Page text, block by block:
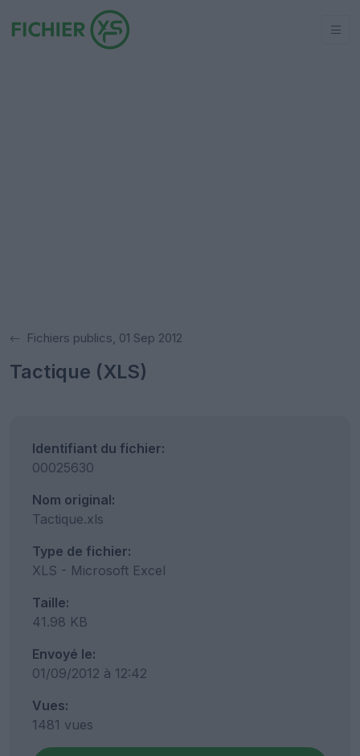
Fichiers publics, 01 Sep 2012
Tactique (XLS)
Identifiant du fichier:
00025630
Nom original:
Tactique.xls
Type de fichier:
XLS - Microsoft Excel
Taille:
41.98 KB
Envoyé le:
01/09/2012 à 12:42
Vues:
1481 vues